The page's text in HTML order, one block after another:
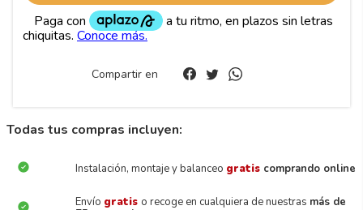
Compartir en
Todas tus compras incluyen:
Instalación, montaje y balanceo gratis comprando online
Envío gratis o recoge en cualquiera de nuestras más de